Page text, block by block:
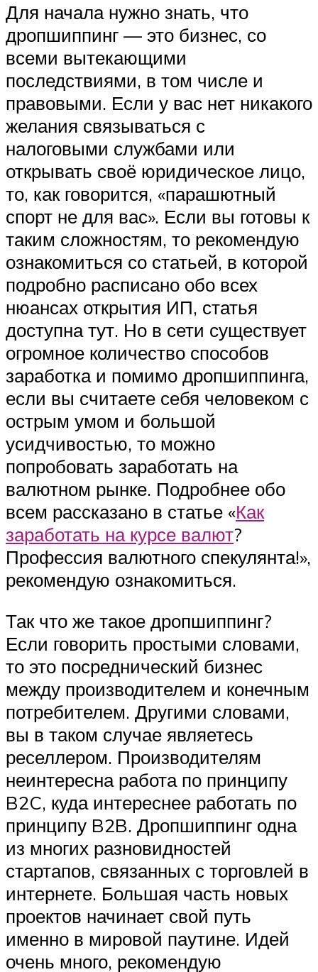
Для начала нужно знать, что
дропшиппинг — это бизнес, со
всеми вытекающими
последствиями, в том числе и
правовыми. Если у вас нет никакого
желания связываться с
налоговыми службами или
открывать своё юридическое лицо,
то, как говорится, «парашютный
спорт не для вас». Если вы готовы к
таким сложностям, то рекомендую
ознакомиться со статьей, в которой
подробно расписано обо всех
нюансах открытия ИП, статья
доступна тут. Но в сети существует
огромное количество способов
заработка и помимо дропшиппинга,
если вы считаете себя человеком с
острым умом и большой
усидчивостью, то можно
попробовать заработать на
валютном рынке. Подробнее обо
всем рассказано в статье «Как
заработать на курсе валют?
Профессия валютного спекулянта!»,
рекомендую ознакомиться.
Так что же такое дропшиппинг?
Если говорить простыми словами,
то это посреднический бизнес
между производителем и конечным
потребителем. Другими словами,
вы в таком случае являетесь
реселлером. Производителям
неинтересна работа по принципу
B2C, куда интереснее работать по
принципу B2B. Дропшиппинг одна
из многих разновидностей
стартапов, связанных с торговлей в
интернете. Большая часть новых
проектов начинает свой путь
именно в мировой паутине. Идей
очень много, рекомендую